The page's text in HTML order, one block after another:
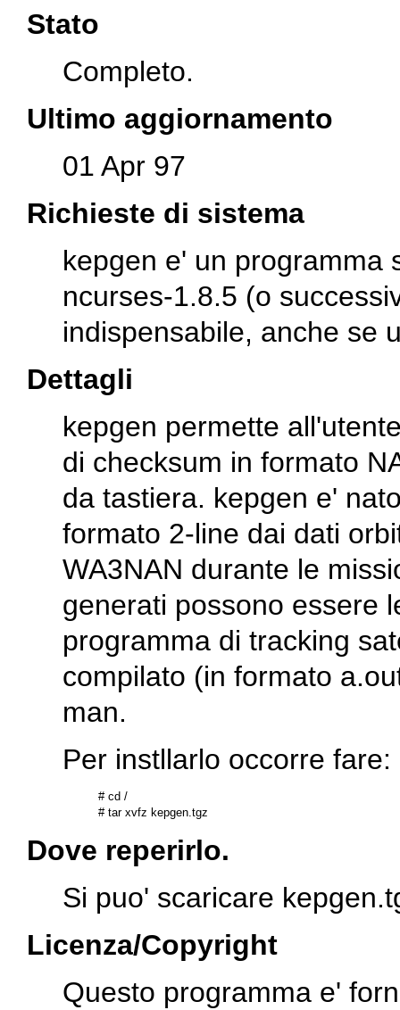
Stato
Completo.
Ultimo aggiornamento
01 Apr 97
Richieste di sistema
kepgen e' un programma
ncurses-1.8.5 (o
indispensabile, anche se
Dettagli
kepgen permette
di checksum in formato
da tastiera. kepgen e'
formato 2-line dai dati
WA3NAN durante le
generati possono essere
programma di tracking
compilato (in formato
man.
Per instllarlo occorre fare:
# cd /
Dove reperirlo.
Si puo' scaricare
Licenza/Copyright
Questo programma e'